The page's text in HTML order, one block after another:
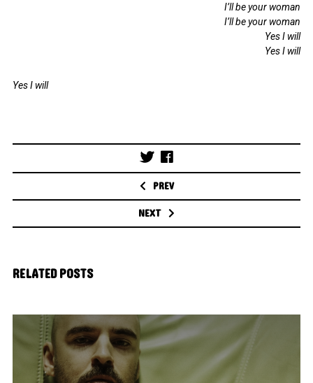
I’ll be your woman
I’ll be your woman
Yes I will
Yes I will
Yes I will
Post
navigation
PREV
NEXT
RELATED POSTS